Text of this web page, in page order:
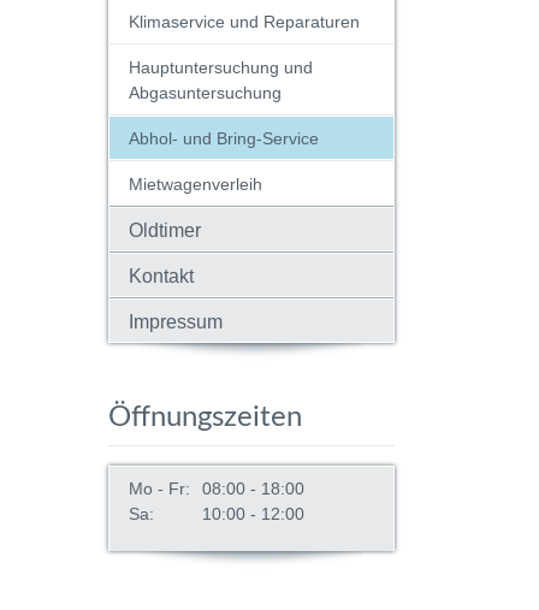
Klimaservice und Reparaturen
Hauptuntersuchung und
Abgasuntersuchung
Abhol- und Bring-Service
Mietwagenverleih
Oldtimer
Kontakt
Impressum
Öffnungszeiten
Mo - Fr:
08:00 - 18:00
Sa:
10:00 - 12:00